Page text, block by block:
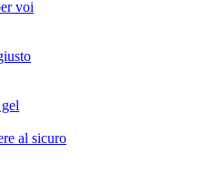
voi
al sicuro